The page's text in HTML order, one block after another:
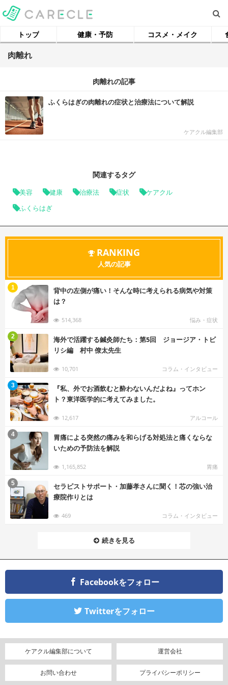
トップ 健康・予防 コスメ・メイク
肉離れ
肉離れの記事
ふくらはぎの肉離れの症状と治療法について解説
ケアクル編集部
関連するタグ
美容 健康 治療法 症状 ケアクル
ふくらはぎ
RANKING
人気の記事
背中の左側が痛い！そんな時に考えられる病気や対策
は？
514,368 悩み・症状
1
海外で活躍する鍼灸師たち：第5回 ジョージア・トビ
リシ編 村中 僚太先生
10,701 コラム・インタビュー
2
『私、外でお酒飲むと酔わないんだよね』ってホン
ト？東洋医学的に考えてみました。
12,617 アルコール
3
胃痛による突然の痛みを和らげる対処法と痛くならな
いための予防法を解説
1,165,852 胃痛
4
セラピストサポート・加藤孝さんに聞く！芯の強い治
療院作りとは
469 コラム・インタビュー
5
続きを見る
Facebookをフォロー
Twitterをフォロー
ケアクル編集部について 運営会社
お問い合わせ プライバシーポリシー